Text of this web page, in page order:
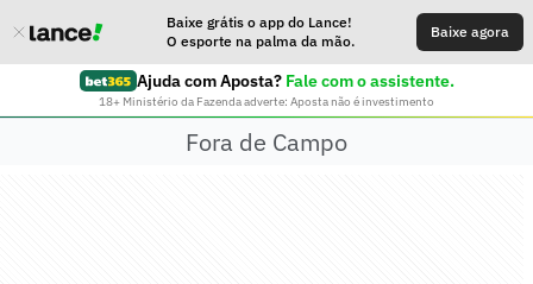
Baixe grátis o app do Lance!
O esporte na palma da mão.
Baixe agora
Ajuda com Aposta? Fale com o assistente.
18+ Ministério da Fazenda adverte: Aposta não é investimento
Fora de Campo